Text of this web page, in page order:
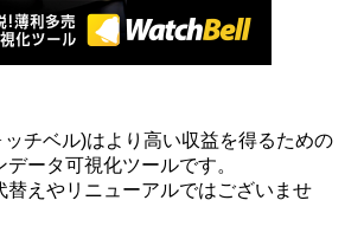
チベル)はより高い収益を得るための
ータ可視化ツールです。
えやリニューアルではございませ